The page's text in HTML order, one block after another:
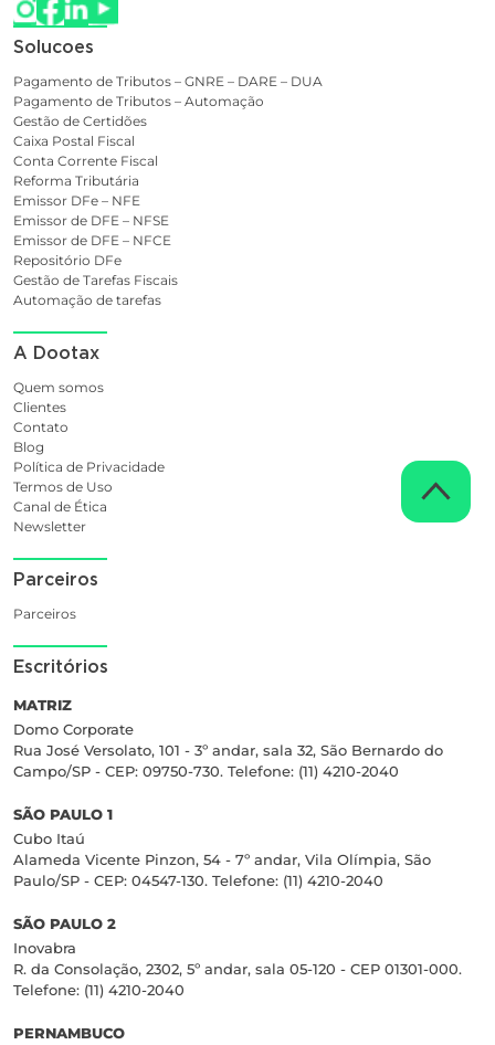
Solucoes
Pagamento de Tributos – GNRE – DARE – DUA
Pagamento de Tributos – Automação
Gestão de Certidões
Caixa Postal Fiscal
Conta Corrente Fiscal
Reforma Tributária
Emissor DFe – NFE
Emissor de DFE – NFSE
Emissor de DFE – NFCE
Repositório DFe
Gestão de Tarefas Fiscais
Automação de tarefas
A Dootax
Quem somos
Clientes
Contato
Blog
Política de Privacidade
Termos de Uso
Canal de Ética
Newsletter
Parceiros
Parceiros
Escritórios
MATRIZ
Domo Corporate
Rua José Versolato, 101 - 3º andar, sala 32, São Bernardo do
Campo/SP - CEP: 09750-730. Telefone: (11) 4210-2040
SÃO PAULO 1
Cubo Itaú
Alameda Vicente Pinzon, 54 - 7º andar, Vila Olímpia, São
Paulo/SP - CEP: 04547-130. Telefone: (11) 4210-2040
SÃO PAULO 2
Inovabra
R. da Consolação, 2302, 5º andar, sala 05-120 - CEP 01301-000.
Telefone: (11) 4210-2040
PERNAMBUCO